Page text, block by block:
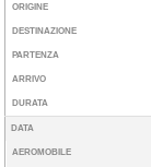
ORIGINE
DESTINAZIONE
PARTENZA
ARRIVO
DURATA
DATA
AEROMOBILE